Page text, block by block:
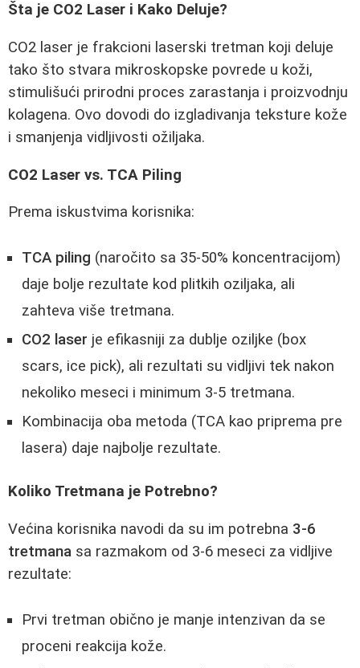
Šta je CO2 Laser i Kako Deluje?
CO2 laser je frakcioni laserski tretman koji deluje
tako što stvara mikroskopske povrede u koži,
stimulišući prirodni proces zarastanja i proizvodnju
kolagena. Ovo dovodi do izgladivanja teksture kože
i smanjenja vidljivosti ožiljaka.
CO2 Laser vs. TCA Piling
Prema iskustvima korisnika:
TCA piling (naročito sa 35-50% koncentracijom)
daje bolje rezultate kod plitkih oziljaka, ali
zahteva više tretmana.
CO2 laser je efikasniji za dublje oziljke (box
scars, ice pick), ali rezultati su vidljivi tek nakon
nekoliko meseci i minimum 3-5 tretmana.
Kombinacija oba metoda (TCA kao priprema pre
lasera) daje najbolje rezultate.
Koliko Tretmana je Potrebno?
Većina korisnika navodi da su im potrebna 3-6
tretmana sa razmakom od 3-6 meseci za vidljive
rezultate:
Prvi tretman obično je manje intenzivan da se
proceni reakcija kože.